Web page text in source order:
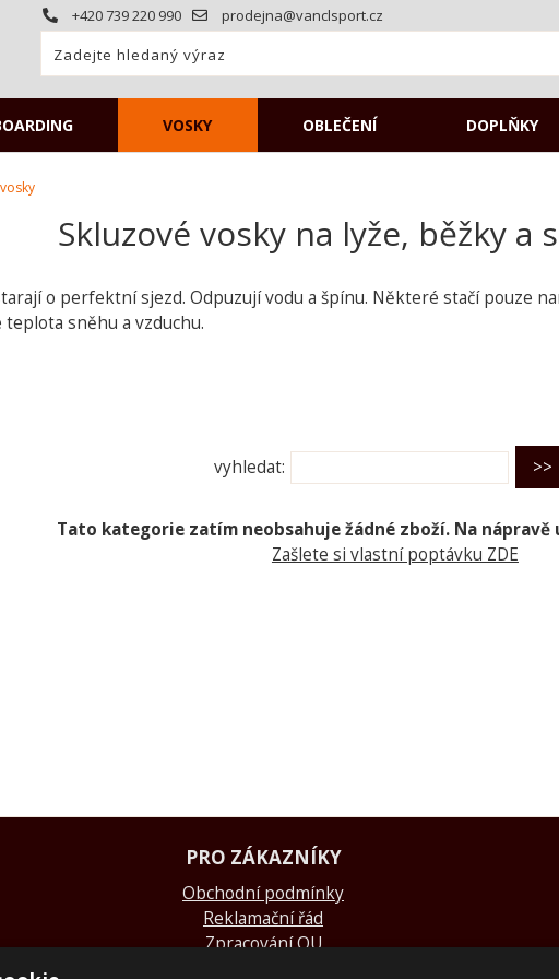
+420 739 220 990 prodejna@vanclsport.cz
VOSKY OBLEČENÍ DOPLŇKY
Skluzové vosky na lyže, běžky a
o perfektní sjezd. Odpuzují vodu a špínu. Některé stačí pouze
sněhu a vzduchu.
vyhledat:
Tato kategorie zatím neobsahuje žádné zboží. Na nápravě
Zašlete si vlastní poptávku ZDE
PRO ZÁKAZNÍKY
Obchodní podmínky
Reklamační řád
Zpracování OU